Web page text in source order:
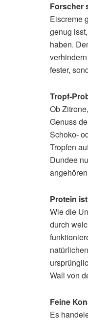
Forscher
Eiscreme
genug
haben.
fester,
Tropf-
Ob
Genuss
Schoko-
Tropfen
Dundee
Protein
Wie die
durch
Wall von
Feine
Es